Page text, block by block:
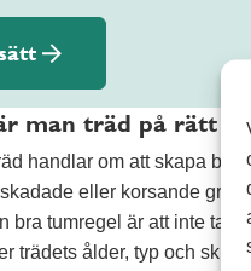
man träd på rätt
handlar om att skapa
eller korsande
bra tumregel är att inte ta
trädets ålder, typ och skick